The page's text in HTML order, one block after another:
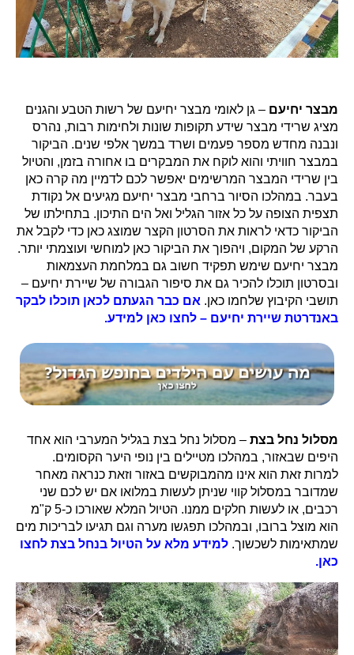
מבצר יחיעם – גן לאומי מבצר יחיעם של רשות הטבע והגנים
מציג שרידי מבצר שידע תקופות שונות ולחימות רבות, נהרס
ונבנה מחדש מספר פעמים ושרד במשך אלפי שנים. הביקור
במבצר חוויתי והוא לוקח את המבקרים בו אחורה בזמן, והטיול
בין שרידי המבצר המרשימים יאפשר לכם לדמיין מה קרה כאן
בעבר. במהלכו הסיור ברחבי מבצר יחיעם מגיעים אל נקודת
תצפית הצופה על כל אזור הגליל ואל הים התיכון. בתחילתו של
הביקור כדאי לראות את הסרטון הקצר שמוצג כאן כדי לקבל את
הרקע של המקום, ויהפוך את הביקור כאן למוחשי ועוצמתי יותר.
מבצר יחיעם שימש תפקיד חשוב גם במלחמת העצמאות
ובסרטון תוכלו להכיר גם את סיפור הגבורה של שיירת יחיעם –
תושבי הקיבוץ שלחמו כאן. אם כבר הגעתם לכאן תוכלו לבקר
באנדרטת שיירת יחיעם – לחצו כאן למידע.
מסלול נחל בצת – מסלול נחל בצת בגליל המערבי הוא אחד
היפים שבאזור, במהלכו מטיילים בין נופי היער הקסומים.
למרות זאת הוא אינו מהמבוקשים באזור וזאת כנראה מאחר
שמדובר במסלול קווי שניתן לעשות במלואו אם יש לכם שני
רכבים, או לעשות חלקים ממנו. הטיול המלא שאורכו כ-5 ק"מ
הוא מוצל ברובו, ובמהלכו תפגשו מערה וגם תגיעו לבריכות מים
שמתאימות לשכשוך. למידע מלא על הטיול בנחל בצת לחצו
כאן.